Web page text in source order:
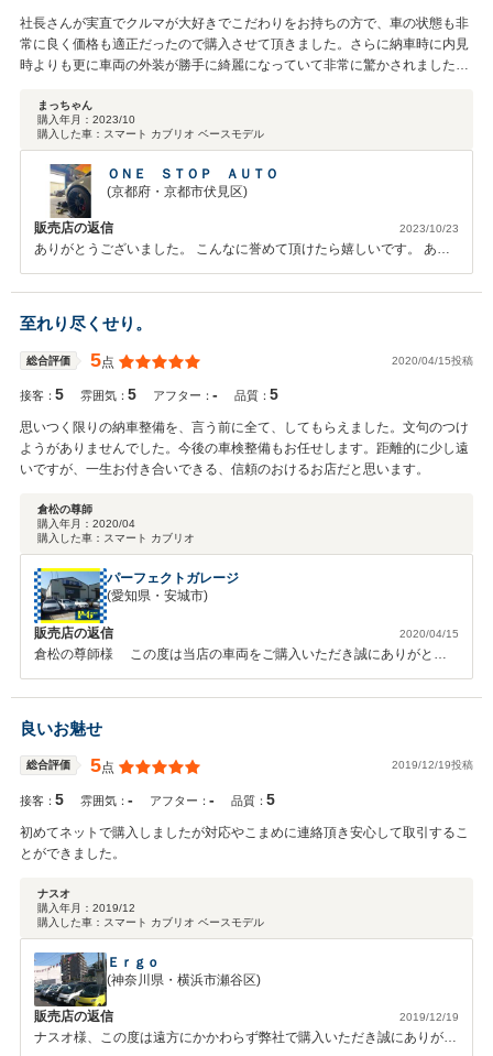
良好状態や社外ナビ、地デジテレビ、バックカメラなどオーディオのご
説明もさせていただき初回の商談を終えました。後日、再びスマートを
購入した人様と奥様でご来店いただきスマートカブリオレのご確認の際
明している間、奥様は素敵な笑顔で聞いておられました。再びスマート
を購入した人様はとてもお人柄が良くお優しい方でしたので、奥様もこ
りました！車両は私が自らオークション会場に出向き、整備士歴３３年
の経験と知識で各部、点検確認し仕入れております。ご購入いただきま
したブラバス仕様のスマートカブリオレも絶対の自信をもってお勧めで
きる一台です！この度は お二人のお人柄の良さや気持ちの良いご購入
ブレード左右など、部品交換済みです。クチコミ評価も高評価をいただ
毎日、スマートカブリオレに乗る口実をつくりオープンにして風を感じ
ながら新たなカーライフを楽しんでいるとの事で、この仕事をしていて
した。ご縁と出会いに感謝いたします。ありがとうございました。当店
は良質な車両を一台でも多くのお客様へお届けし新たなカーライフをサ
ポートさせていただく事を一番に考えております。気軽に立ち寄れて頼
いたします。日々のメンテナンスやカスタム、車検や部品交換、車両の
不具合などございましたら何時でもお気軽にご連絡ください。親切丁寧
に笑顔でご対応させていただきます。今後とも宜しくお願いいたしま
す。
社長さんが実直でクルマが大好きでこだわりをお持ちの方で、車の状態も非
常に良く価格も適正だったので購入させて頂きました。さらに納車時に内見
時よりも更に車両の外装が勝手に綺麗になっていて非常に驚かされました。
んだと思います。
まっちゃん
購入年月： 2023/10
購入した車： スマート カブリオ ベースモデル
ＯＮＥ ＳＴＯＰ ＡＵＴＯ
(京都府・京都市伏見区)
販売店の返信 2023/10/23
ありがとうございました。 こんなに誉めて頂けたら嬉しいです。 あり
がとうございました。
至れり尽くせり。
総合評価 5点 2020/04/15投稿
接客：5 雰囲気：5 アフター：- 品質：5
思いつく限りの納車整備を、言う前に全て、してもらえました。文句のつけ
ようがありませんでした。今後の車検整備もお任せします。距離的に少し遠
いですが、一生お付き合いできる、信頼のおけるお店だと思います。
倉松の尊師
購入年月： 2020/04
購入した車： スマート カブリオ
パーフェクトガレージ
(愛知県・安城市)
販売店の返信 2020/04/15
倉松の尊師様 この度は当店の車両をご購入いただき誠にありがとう
んでいただき感謝いたします。当店車両をカーセンサーの搭載画面で見
きました。 倉松の尊師様が大変に車に詳しく、また、大の車好きで何
台も輸入車や旧車や珍しい車両をお持ちだとゆう事もあり、車両はしっ
かりと納車整備＆車検整備＆部品交換をさせていただきました。何より
倉松の尊師様のお人柄の良さや気持ちの良いご購入姿勢に、私も大変に
ました。車両はブレーキパット、ブレーキオイル、エンジンオイル、オ
イルエレメント、フューエルポンプ、フューエルストレーナー、バッテ
た。また、お住まいが海沿いで潮風の影響があり車両が傷みやすいとの
事でしたので車両下回り、足回り、エンジン、ミッション各部にサビ止
いたとの事、この仕事をしていて一番、嬉しく思う瞬間です。また、納
車時にご来店いただいた際はお土産までいただき最後まで大変に感動の
ある出会いとなりました。ご縁と出会いに感謝いたします。ありがとう
ございました。当店は良質な車両を一台でも多くのお客様へお届けし新
良いお魅せ
総合評価 5点 2019/12/19投稿
接客：5 雰囲気：- アフター：- 品質：5
初めてネットで購入しましたが対応やこまめに連絡頂き安心して取引するこ
とができました。
ナスオ
購入年月： 2019/12
購入した車： スマート カブリオ ベースモデル
Ｅｒｇｏ
(神奈川県・横浜市瀬谷区)
販売店の返信 2019/12/19
ナスオ様、この度は遠方にかかわらず弊社で購入いただき誠にありがと